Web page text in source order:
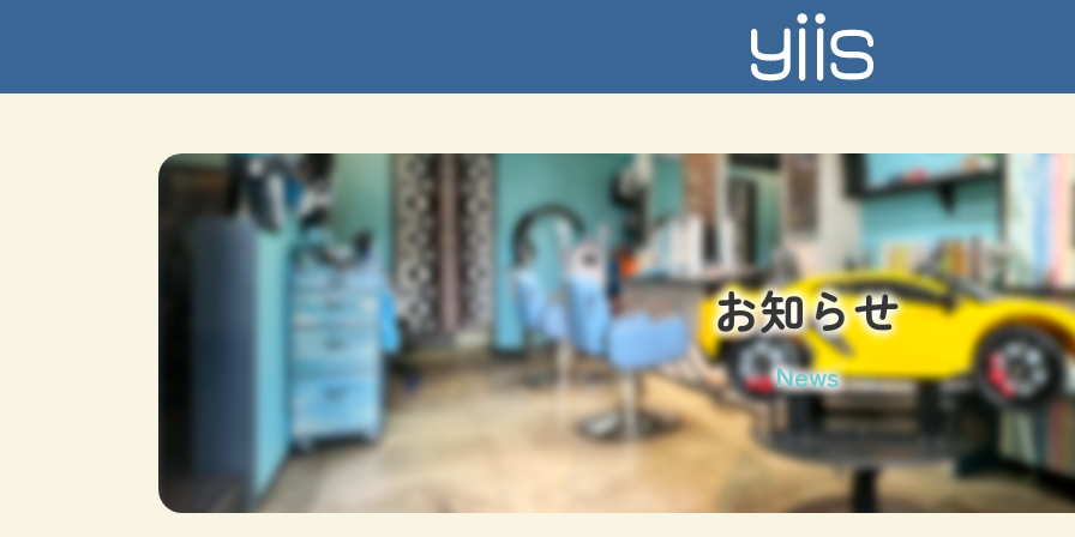
お知らせ
News